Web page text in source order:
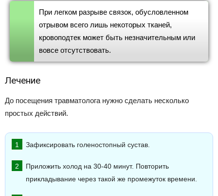
При легком разрыве связок, обусловленном
отрывом всего лишь некоторых тканей,
кровоподтек может быть незначительным или
вовсе отсутствовать.
Лечение
До посещения травматолога нужно сделать несколько
простых действий.
Зафиксировать голеностопный сустав.
Приложить холод на 30-40 минут. Повторить
прикладывание через такой же промежуток времени.